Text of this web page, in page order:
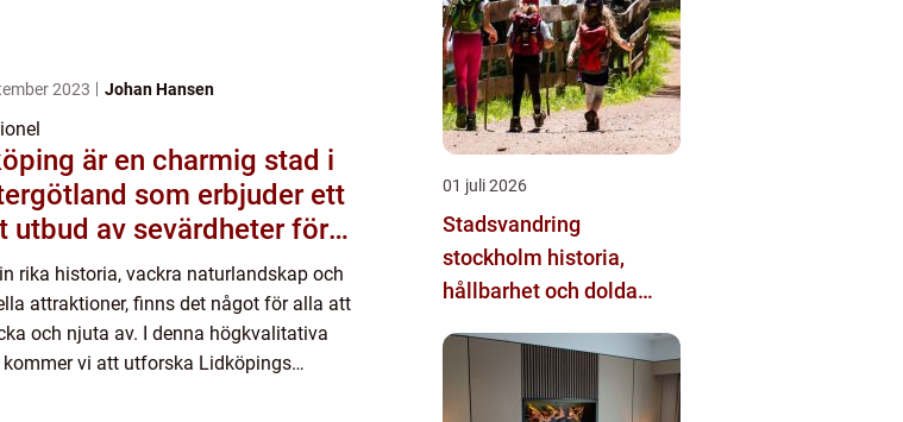
2023 Johan Hansen
är en charmig stad i
som erbjuder ett
utbud av sevärdheter för
av besökare
rika historia, vackra naturlandskap och
attraktioner, finns det något för alla att
och njuta av. I denna högkvalitativa
kommer vi att utforska Lidköpings
01 juli 2026
Stadsvandring
stockholm historia,
hållbarhet och dolda